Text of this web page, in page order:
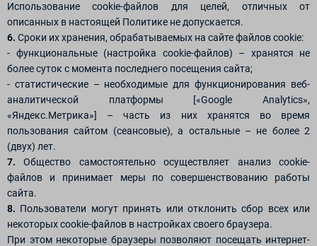
Использование cookie-файлов для целей, отличных от
описанных в настоящей Политике не допускается.
6. Сроки их хранения, обрабатываемых на сайте файлов cookie:
- функциональные (настройка cookie-файлов) – хранятся не
более суток с момента последнего посещения сайта;
- статистические – необходимые для функционирования веб-
аналитической платформы [«Google Analytics»,
«Яндекс.Метрика»] – часть из них хранятся во время
пользования сайтом (сеансовые), а остальные – не более 2
(двух) лет.
7.Общество самостоятельно осуществляет анализ cookie-
файлов и принимает меры по совершенствованию работы
сайта.
8. Пользователи могут принять или отклонить сбор всех или
некоторых cookie-файлов в настройках своего браузера.
При этом некоторые браузеры позволяют посещать интернет-